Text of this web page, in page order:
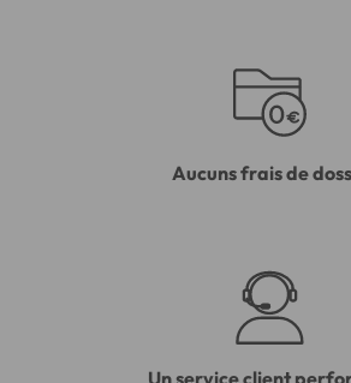
Aucuns frais de
Un service client